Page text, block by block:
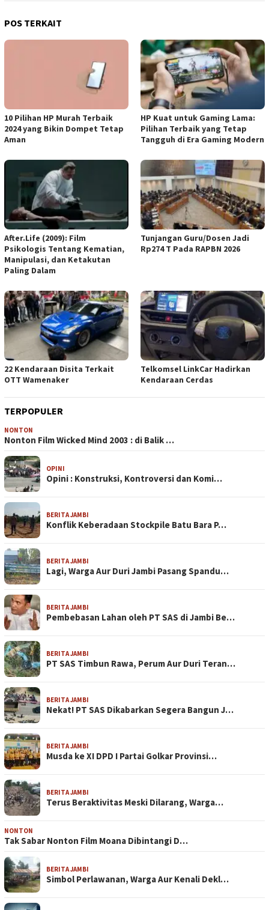
POS TERKAIT
10 Pilihan HP Murah Terbaik
2024 yang Bikin Dompet Tetap
Aman
HP Kuat untuk Gaming Lama:
Pilihan Terbaik yang Tetap
Tangguh di Era Gaming Modern
After.Life (2009): Film
Psikologis Tentang Kematian,
Manipulasi, dan Ketakutan
Paling Dalam
Tunjangan Guru/Dosen Jadi
Rp274 T Pada RAPBN 2026
22 Kendaraan Disita Terkait
OTT Wamenaker
Telkomsel LinkCar Hadirkan
Kendaraan Cerdas
TERPOPULER
NONTON
Nonton Film Wicked Mind 2003 : di Balik …
OPINI
Opini : Konstruksi, Kontroversi dan Komi…
BERITA JAMBI
Konflik Keberadaan Stockpile Batu Bara P…
BERITA JAMBI
Lagi, Warga Aur Duri Jambi Pasang Spandu…
BERITA JAMBI
Pembebasan Lahan oleh PT SAS di Jambi Be…
BERITA JAMBI
PT SAS Timbun Rawa, Perum Aur Duri Teran…
BERITA JAMBI
Nekat! PT SAS Dikabarkan Segera Bangun J…
BERITA JAMBI
Musda ke XI DPD I Partai Golkar Provinsi…
BERITA JAMBI
Terus Beraktivitas Meski Dilarang, Warga…
NONTON
Tak Sabar Nonton Film Moana Dibintangi D…
BERITA JAMBI
Simbol Perlawanan, Warga Aur Kenali Dekl…